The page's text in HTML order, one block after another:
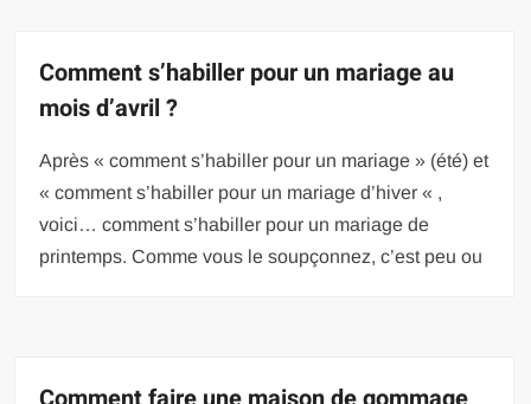
Comment s’habiller pour un mariage au
mois d’avril ?
Après « comment s’habiller pour un mariage » (été) et
« comment s’habiller pour un mariage d’hiver « ,
voici… comment s’habiller pour un mariage de
printemps. Comme vous le soupçonnez, c’est peu ou